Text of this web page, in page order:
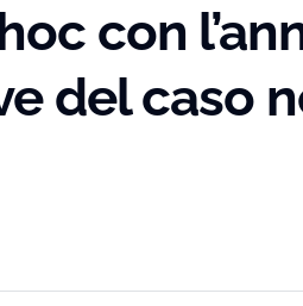
con
del caso